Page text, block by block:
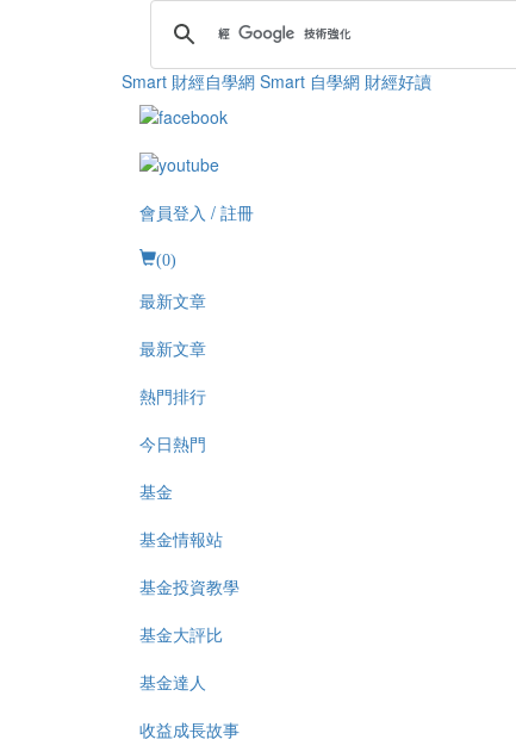
Smart 財經自學網 Smart 自學網 財經好讀
會員登入 / 註冊
(0)
最新文章
最新文章
熱門排行
今日熱門
基金
基金情報站
基金投資教學
基金大評比
基金達人
收益成長故事